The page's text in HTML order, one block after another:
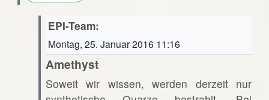
EPI-Team:
Montag, 25. Januar 2016 11:16
Amethyst
Soweit wir wissen, werden derzeit nur